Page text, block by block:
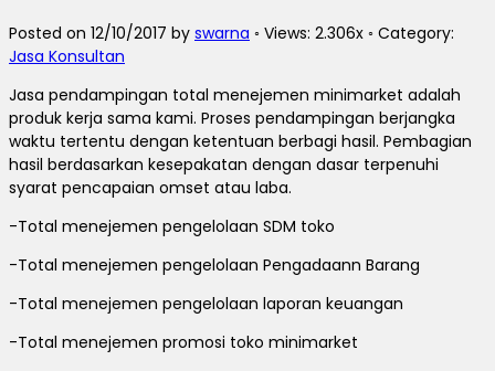
Posted on 12/10/2017 by swarna ◦ Views: 2.306x ◦ Category:
Jasa Konsultan
Jasa pendampingan total menejemen minimarket adalah
produk kerja sama kami. Proses pendampingan berjangka
waktu tertentu dengan ketentuan berbagi hasil. Pembagian
hasil berdasarkan kesepakatan dengan dasar terpenuhi
syarat pencapaian omset atau laba.
-Total menejemen pengelolaan SDM toko
-Total menejemen pengelolaan Pengadaann Barang
-Total menejemen pengelolaan laporan keuangan
-Total menejemen promosi toko minimarket